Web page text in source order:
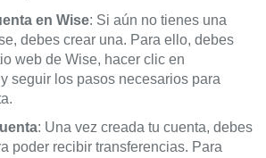
en Wise: Si aún no tienes una
debes crear una. Para ello, debes
web de Wise, hacer clic en
y seguir los pasos necesarios para
: Una vez creada tu cuenta, debes
poder recibir transferencias. Para